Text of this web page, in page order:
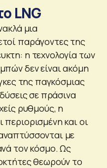
LNG
μια
παράγοντες της
η τεχνολογία των
δεν είναι ακόμη
της παγκόσμιας
σε πράσινα
ρυθμούς, η
και οι
με
τον κόσμο. Ως
θεωρούν το